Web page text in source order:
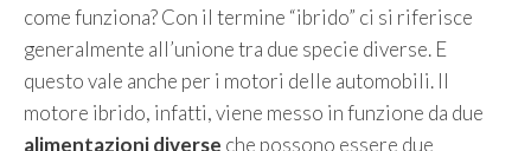
come funziona? Con il termine “ibrido” ci si riferisce
generalmente all’unione tra due specie diverse. E
questo vale anche per i motori delle automobili. Il
motore ibrido, infatti, viene messo in funzione da due
alimentazioni diverse che possono essere due